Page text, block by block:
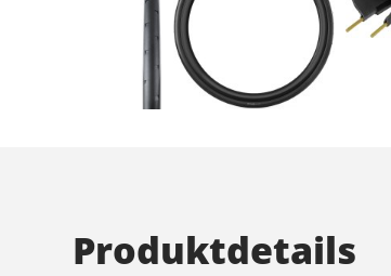
Produktdetails